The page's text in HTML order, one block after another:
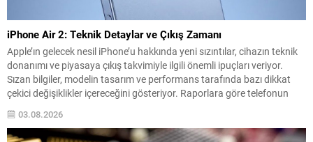
iPhone Air 2: Teknik Detaylar ve Çıkış Zamanı
Apple’ın gelecek nesil iPhone’u hakkında yeni sızıntılar, cihazın teknik
donanımı ve piyasaya çıkış takvimiyle ilgili önemli ipuçları veriyor.
Sızan bilgiler, modelin tasarım ve performans tarafında bazı dikkat
çekici değişiklikler içereceğini gösteriyor. Raporlara göre telefonun
kamera ve ekran özellikleri de kullanıcı beklentilerini karşılayacak
şekilde...
03.08.2026